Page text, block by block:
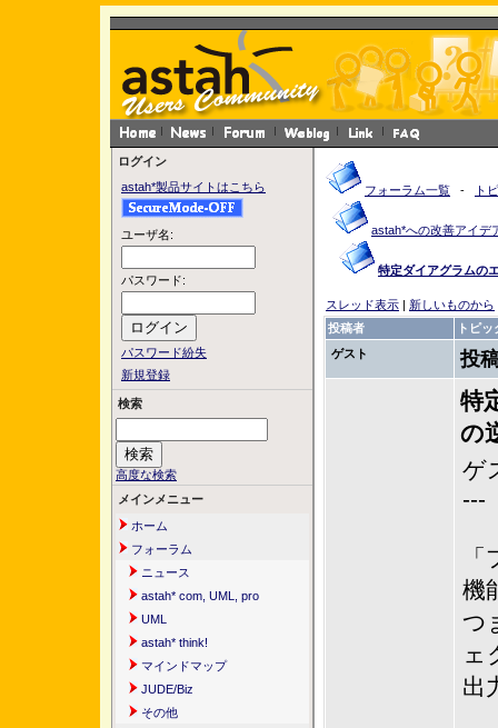
ログイン
astah*製品サイトはこちら
ユーザ名:
パスワード:
パスワード紛失
新規登録
検索
高度な検索
メインメニュー
ホーム
フォーラム
ニュース
astah* com, UML, pro
UML
astah* think!
マインドマップ
JUDE/Biz
その他
フォーラム一覧 - ト
astah*への改善アイデ
特定ダイアグラムの
スレッド表示 | 新しいものから
投稿者
トピッ
ゲスト
投
特
の
ゲ
---
機
つ
ェ
出